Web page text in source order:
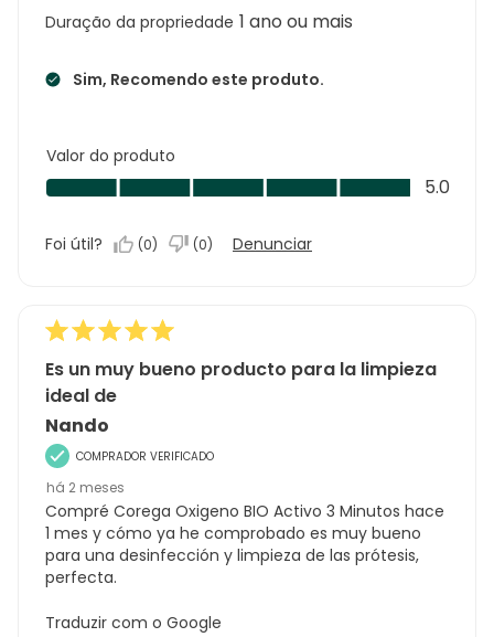
Duração da propriedade 1 ano ou mais
Sim, Recomendo este produto.
Valor do produto
Valor
do
5.0
5.0
Foi útil? (0) (0) Denunciar
Es un muy bueno producto para la limpieza
ideal de
Nando
COMPRADOR VERIFICADO
há 2 meses
Compré Corega Oxigeno BIO Activo 3 Minutos hace
1 mes y cómo ya he comprobado es muy bueno
para una desinfección y limpieza de las prótesis,
perfecta.
Traduzir com o Google